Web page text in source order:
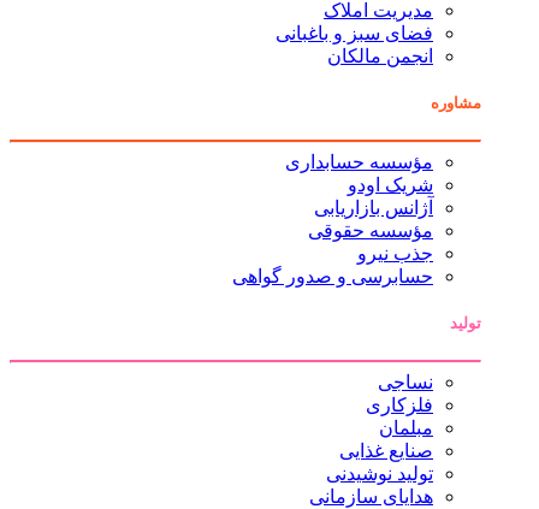
مدیریت املاک
فضای سبز و باغبانی
انجمن مالکان
مشاوره
مؤسسه حسابداری
شریک اودو
آژانس بازاریابی
مؤسسه حقوقی
جذب نیرو
حسابرسی و صدور گواهی
تولید
نساجی
فلزکاری
مبلمان
صنایع غذایی
تولید نوشیدنی
هدایای سازمانی